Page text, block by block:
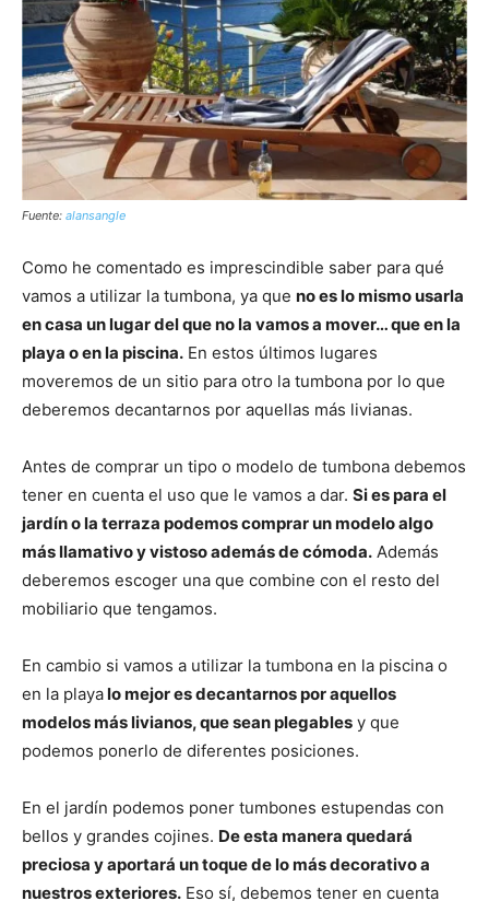
Fuente: alansangle
Como he comentado es imprescindible saber para qué
vamos a utilizar la tumbona, ya que no es lo mismo usarla
en casa un lugar del que no la vamos a mover… que en la
playa o en la piscina. En estos últimos lugares
moveremos de un sitio para otro la tumbona por lo que
deberemos decantarnos por aquellas más livianas.
Antes de comprar un tipo o modelo de tumbona debemos
tener en cuenta el uso que le vamos a dar. Si es para el
jardín o la terraza podemos comprar un modelo algo
más llamativo y vistoso además de cómoda. Además
deberemos escoger una que combine con el resto del
mobiliario que tengamos.
En cambio si vamos a utilizar la tumbona en la piscina o
en la playalo mejor es decantarnos por aquellos
modelos más livianos, que sean plegables y que
podemos ponerlo de diferentes posiciones.
En el jardín podemos poner tumbones estupendas con
bellos y grandes cojines. De esta manera quedará
preciosa y aportará un toque de lo más decorativo a
nuestros exteriores. Eso sí, debemos tener en cuenta